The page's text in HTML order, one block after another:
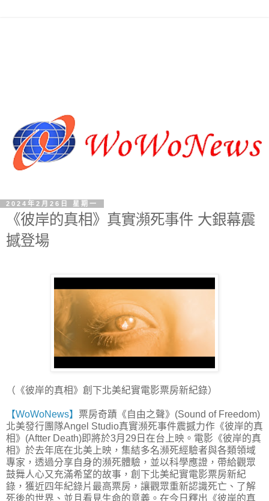
2024年2月26日 星期一
《彼岸的真相》真實瀕死事件 大銀幕震
撼登場
（《彼岸的真相》創下北美紀實電影票房新紀錄）
【WoWoNews】 票房奇蹟《自由之聲》(Sound of Freedom)
北美發行團隊Angel Studio真實瀕死事件震撼力作《彼岸的真
相》(Aftter Death)即將於3月29日在台上映。電影《彼岸的真
相》於去年底在北美上映，集結多名瀕死經驗者與各類領域
專家，透過分享自身的瀕死體驗，並以科學應證，帶給觀眾
鼓舞人心又充滿希望的故事，創下北美紀實電影票房新紀
錄，獲近四年紀錄片最高票房，讓觀眾重新認識死亡、了解
死後的世界、並且看見生命的意義。在今日釋出《彼岸的真